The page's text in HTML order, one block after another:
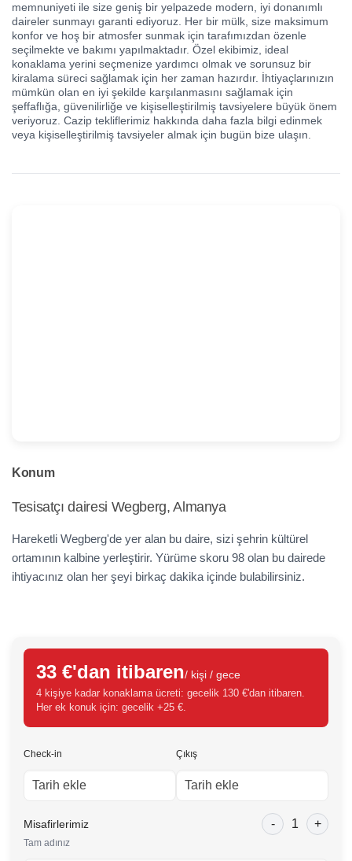
memnuniyeti ile size geniş bir yelpazede modern, iyi donanımlı
daireler sunmayı garanti ediyoruz. Her bir mülk, size maksimum
konfor ve hoş bir atmosfer sunmak için tarafımızdan özenle
seçilmekte ve bakımı yapılmaktadır. Özel ekibimiz, ideal
konaklama yerini seçmenize yardımcı olmak ve sorunsuz bir
kiralama süreci sağlamak için her zaman hazırdır. İhtiyaçlarınızın
mümkün olan en iyi şekilde karşılanmasını sağlamak için
şeffaflığa, güvenilirliğe ve kişiselleştirilmiş tavsiyelere büyük önem
veriyoruz. Cazip tekliflerimiz hakkında daha fazla bilgi edinmek
veya kişiselleştirilmiş tavsiyeler almak için bugün bize ulaşın.
Konum
Tesisatçı dairesi Wegberg, Almanya
Hareketli Wegberg'de yer alan bu daire, sizi şehrin kültürel
ortamının kalbine yerleştirir. Yürüme skoru 98 olan bu dairede
ihtiyacınız olan her şeyi birkaç dakika içinde bulabilirsiniz.
33 €'dan itibaren/ kişi / gece
4 kişiye kadar konaklama ücreti: gecelik 130 €'dan itibaren.
Her ek konuk için: gecelik +25 €.
Check-in Çıkış
Misafirlerimiz - 1 +
Tam adınız